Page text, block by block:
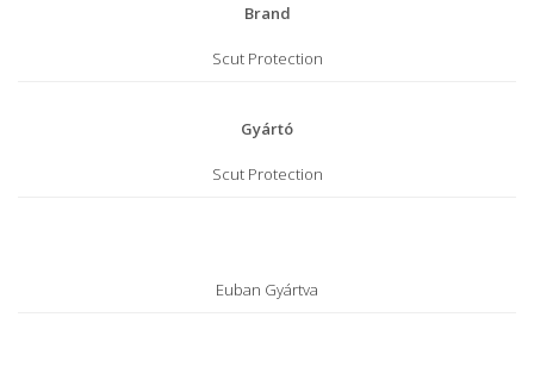
Brand
Scut Protection
Gyártó
Scut Protection
Euban Gyártva